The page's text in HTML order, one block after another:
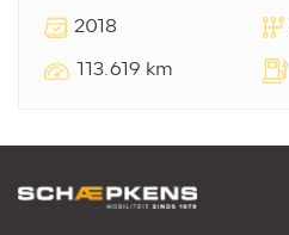
2018
113.619 km